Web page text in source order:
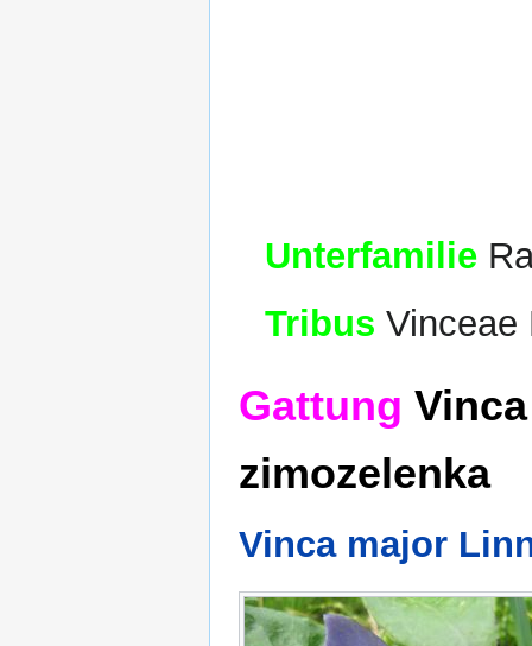
Unterfamilie
Tribus Vinceae
Gattung
zimozelenka
Vinca major